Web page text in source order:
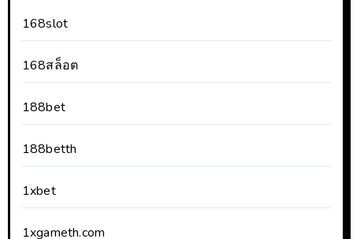
168slot
168สล็อต
188bet
188betth
1xbet
1xgameth.com